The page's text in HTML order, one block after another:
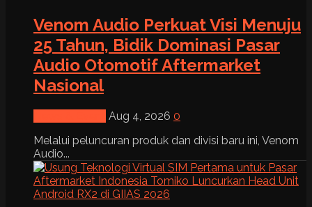
Venom Audio Perkuat Visi Menuju
25 Tahun, Bidik Dominasi Pasar
Audio Otomotif Aftermarket
Nasional
Aug 4, 2026 0
Melalui peluncuran produk dan divisi baru ini, Venom
Audio...